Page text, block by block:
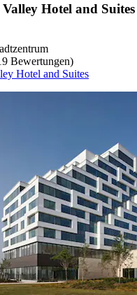
Hotel and Suites
Bewertungen)
Hotel and Suites